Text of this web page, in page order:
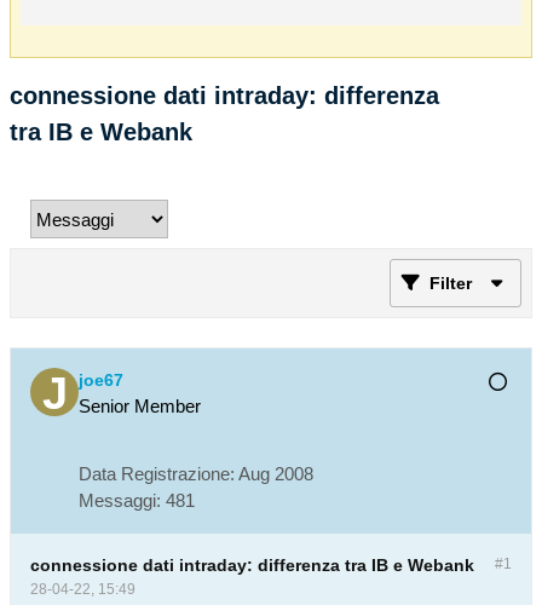
connessione dati intraday: differenza
tra IB e Webank
Filter
joe67
Senior Member
Data Registrazione: Aug 2008
Messaggi: 481
#1
connessione dati intraday: differenza tra IB e Webank
28-04-22, 15:49